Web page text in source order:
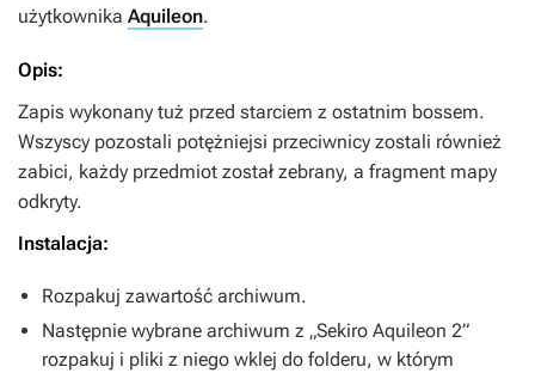
użytkownika Aquileon.
Opis:
Zapis wykonany tuż przed starciem z ostatnim bossem.
Wszyscy pozostali potężniejsi przeciwnicy zostali również
zabici, każdy przedmiot został zebrany, a fragment mapy
odkryty.
Instalacja:
Rozpakuj zawartość archiwum.
Następnie wybrane archiwum z „Sekiro Aquileon 2”
rozpakuj i pliki z niego wklej do folderu, w którym